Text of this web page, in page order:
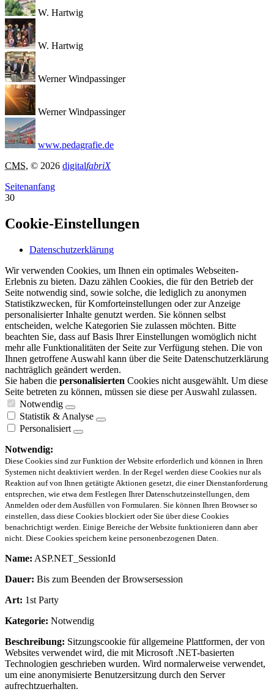
W. Hartwig
W. Hartwig
Werner Windpassinger
Werner Windpassinger
www.pedagrafie.de
CMS, © 2026 digitalfabriX
Seitenanfang
30
Cookie-Einstellungen
Datenschutzerklärung
Wir verwenden Cookies, um Ihnen ein optimales Webseiten-
Erlebnis zu bieten. Dazu zählen Cookies, die für den Betrieb der
Seite notwendig sind, sowie solche, die lediglich zu anonymen
Statistikzwecken, für Komforteinstellungen oder zur Anzeige
personalisierter Inhalte genutzt werden. Sie können selbst
entscheiden, welche Kategorien Sie zulassen möchten. Bitte
beachten Sie, dass auf Basis Ihrer Einstellungen womöglich nicht
mehr alle Funktionalitäten der Seite zur Verfügung stehen. Die von
Ihnen getroffene Auswahl kann über die Seite Datenschutzerklärung
nachträglich geändert werden.
Sie haben die personalisierten Cookies nicht ausgewählt. Um diese
Seite betreten zu können, müssen sie diese per Auswahl zulassen.
Notwendig
Statistik & Analyse
Personalisiert
Notwendig:
Diese Cookies sind zur Funktion der Website erforderlich und können in Ihren
Systemen nicht deaktiviert werden. In der Regel werden diese Cookies nur als
Reaktion auf von Ihnen getätigte Aktionen gesetzt, die einer Dienstanforderung
entsprechen, wie etwa dem Festlegen Ihrer Datenschutzeinstellungen, dem
Anmelden oder dem Ausfüllen von Formularen. Sie können Ihren Browser so
einstellen, dass diese Cookies blockiert oder Sie über diese Cookies
benachrichtigt werden. Einige Bereiche der Website funktionieren dann aber
nicht. Diese Cookies speichern keine personenbezogenen Daten.
Name: ASP.NET_SessionId
Dauer: Bis zum Beenden der Browsersession
Art: 1st Party
Kategorie: Notwendig
Beschreibung: Sitzungscookie für allgemeine Plattformen, der von
Websites verwendet wird, die mit Microsoft .NET-basierten
Technologien geschrieben wurden. Wird normalerweise verwendet,
um eine anonymisierte Benutzersitzung durch den Server
aufrechtzuerhalten.